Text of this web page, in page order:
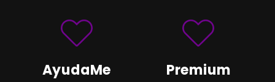
AyudaMe
Premium